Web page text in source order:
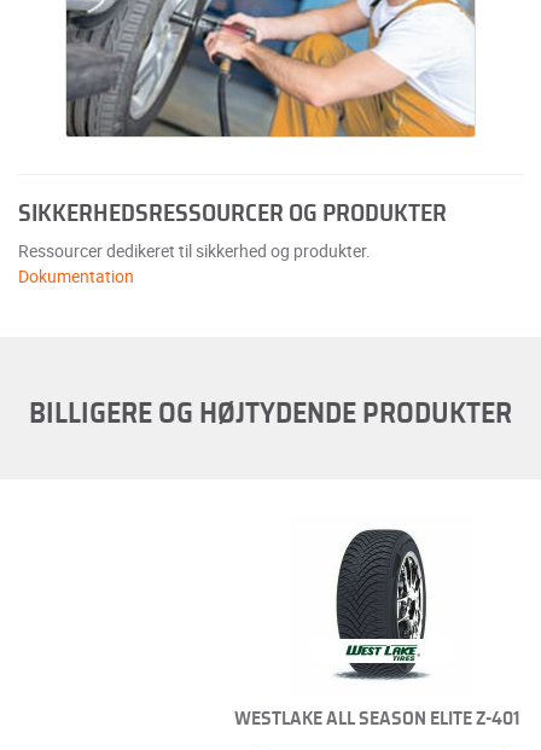
SIKKERHEDSRESSOURCER OG PRODUKTER
Ressourcer dedikeret til sikkerhed og produkter.
Dokumentation
BILLIGERE OG HØJTYDENDE PRODUKTER
WESTLAKE ALL SEASON ELITE Z-401